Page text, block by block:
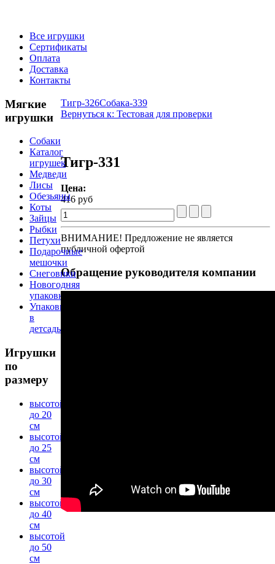
Все игрушки
Сертификаты
Оплата
Доставка
Контакты
Тигр-326Собака-339
Вернуться к: Тестовая для проверки
Тигр-331
Цена:
416 руб
ВНИМАНИЕ! Предложение не является
публичной офертой
Обращениеруководителя компании
Мягкие
игрушки
Собаки
Каталог
игрушек
Медведи
Лисы
Обезьяны
Коты
Зайцы
Рыбки
Петухи
Подарочные
мешочки
Снеговики
Новогодняя
упаковка
Упаковка
в
детсады
Игрушки
по
размеру
высотой
до 20
см
высотой
до 25
см
высотой
до 30
см
высотой
до 40
см
высотой
до 50
см